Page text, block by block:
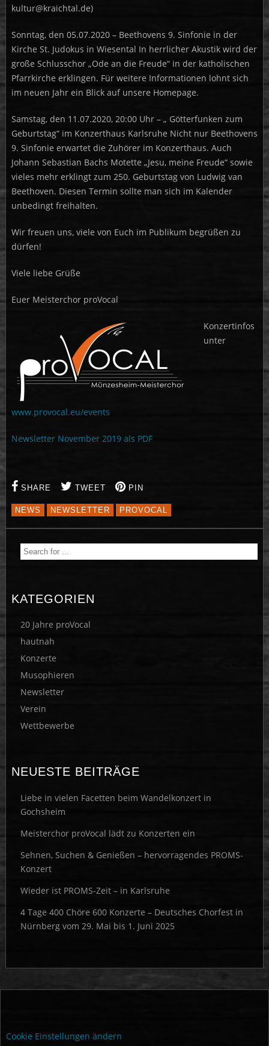
kultur@kraichtal.de)
Sonntag, den 05.07.2020 – Beethovens 9. Sinfonie in der
Kirche St. Judokus in Wiesental In herrlicher Akustik wird der
große Schlusschor „Ode an die Freude“ in der katholischen
Pfarrkirche erklingen. Für weitere Informationen lohnt sich
im neuen Jahr ein Blick auf unsere Homepage.
Samstag, den 11.07.2020, 20:00 Uhr – „ Götterfunken zum
Geburtstag“ im Konzerthaus Karlsruhe Nicht nur Beethovens
9. Sinfonie erwartet die Zuhörer im Konzerthaus. Auch
Johann Sebastian Bachs Motette „Jesu, meine Freude“ sowie
vieles mehr erklingt zum 250. Geburtstag von Ludwig van
Beethoven. Diesen Termin sollte man sich im Kalender
unbedingt freihalten.
Wir freuen uns, viele von Euch im Publikum begrüßen zu
dürfen!
Viele liebe Grüße
Euer Meisterchor proVocal
Konzertinfos
unter
www.provocal.eu/events
Newsletter November 2019 als PDF
SHARE TWEET PIN
NEWS NEWSLETTER PROVOCAL
KATEGORIEN
20 Jahre proVocal
hautnah
Konzerte
Musophieren
Newsletter
Verein
Wettbewerbe
NEUESTE BEITRÄGE
Liebe in vielen Facetten beim Wandelkonzert in
Gochsheim
Meisterchor proVocal lädt zu Konzerten ein
Sehnen, Suchen & Genießen – hervorragendes PROMS-
Konzert
Wieder ist PROMS-Zeit – in Karlsruhe
4 Tage 400 Chöre 600 Konzerte – Deutsches Chorfest in
Nürnberg vom 29. Mai bis 1. Juni 2025
Cookie Einstellungen ändern